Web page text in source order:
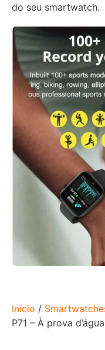
do seu smartwatch.
Início /
P71 – À prova